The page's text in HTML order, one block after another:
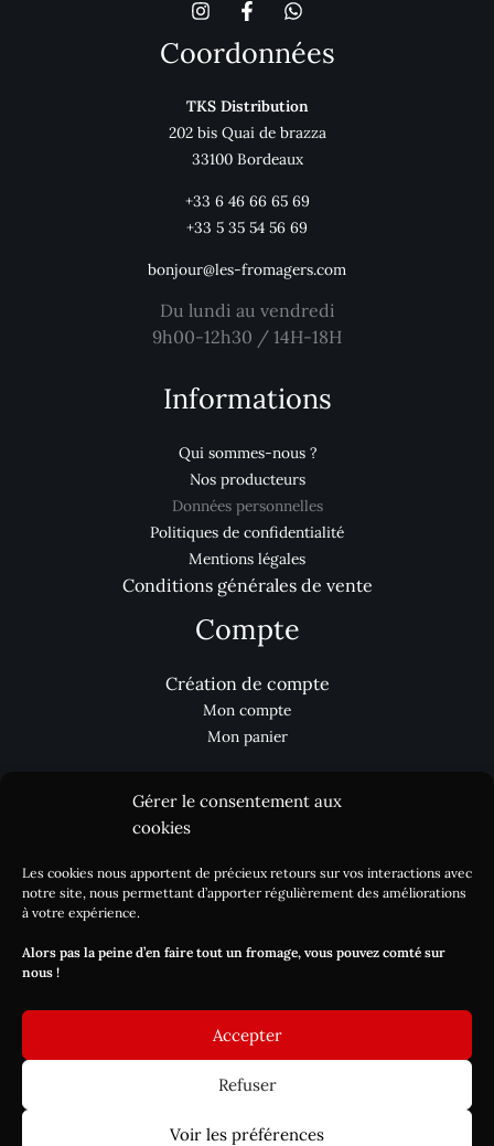
Gérer le consentement aux
cookies
Les cookies nous apportent de précieux retours sur vos interactions avec
notre site, nous permettant d’apporter régulièrement des améliorations
à votre expérience.
Alors pas la peine d’en faire tout un fromage, vous pouvez comté sur
nous !
Accepter
Refuser
Voir les préférences
Commandez avant lundi 17 août 12h, pour une livraison à partir
Coordonnées
TKS Distribution
202 bis Quai de brazza
33100 Bordeaux
+33 6 46 66 65 69
+33 5 35 54 56 69
bonjour@les-fromagers.com
Du lundi au vendredi
9h00-12h30 / 14H-18H
Informations
Qui sommes-nous ?
Nos producteurs
Données personnelles
Politiques de confidentialité
Mentions légales
Conditions générales de vente
Compte
Création de compte
Mon compte
Mon panier
Nous contacter
Processus de commande
Livraison / DLC
Copyright © 2026 Les-fromagers.com